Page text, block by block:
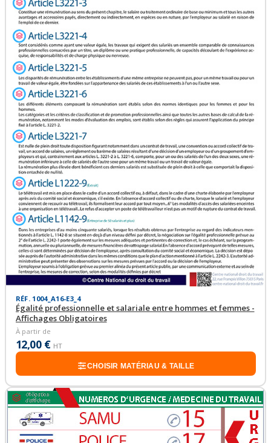
RÉF. 1004_A16-E3_4
Égalité professionnelle et salariale entre hommes et femmes -
Affichages Obligatoires
À partir de
12,00 € HT
CHOISIR MATÉRIAU & TAILLE